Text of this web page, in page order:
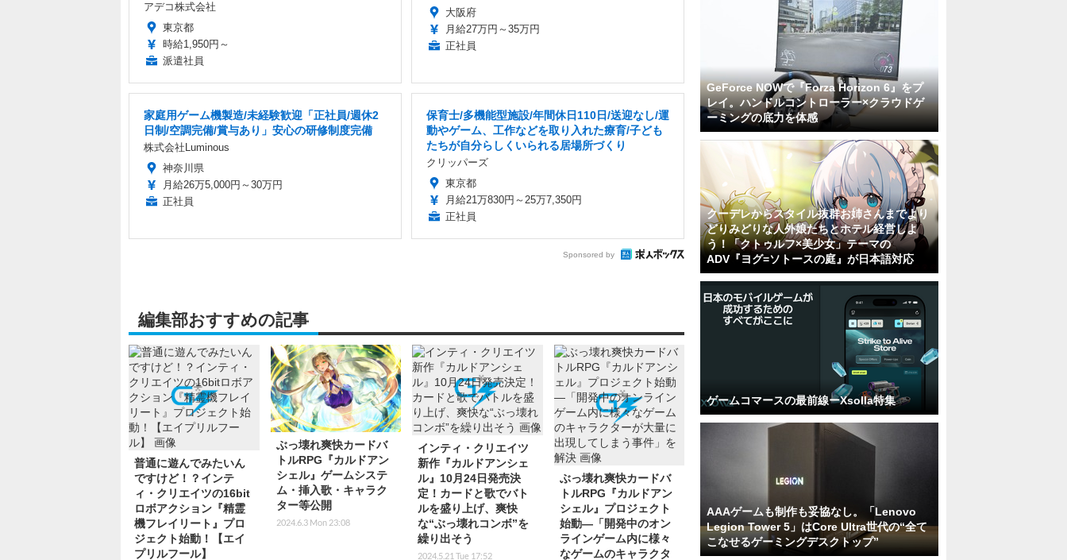
アデコ株式会社
東京都
時給1,950円～
派遣社員
大阪府
月給27万円～35万円
正社員
家庭用ゲーム機製造/未経験歓迎「正社員/週休2
日制/空調完備/賞与あり」安心の研修制度完備
株式会社Luminous
神奈川県
月給26万5,000円～30万円
正社員
保育士/多機能型施設/年間休日110日/送迎なし/運
動やゲーム、工作などを取り入れた療育/子ども
たちが自分らしくいられる居場所づくり
クリッパーズ
東京都
月給21万830円～25万7,350円
正社員
Sponsored by
編集部おすすめの記事
普通に遊んでみたいん
ですけど！？インテ
ィ・クリエイツの16bit
ロボアクション『精霊
機フレイリート』プロ
ジェクト始動！【エイ
プリルフール】
ぶっ壊れ爽快カードバ
トルRPG『カルドアン
シェル』ゲームシステ
ム・挿入歌・キャラク
ター等公開
2024.6.3 Mon 23:08
インティ・クリエイツ
新作『カルドアンシェ
ル』10月24日発売決
定！カードと歌でバト
ルを盛り上げ、爽快
な“ぶっ壊れコンボ”を
繰り出そう
2024.5.21 Tue 17:52
ぶっ壊れ爽快カードバ
トルRPG『カルドアン
シェル』プロジェクト
始動―「開発中のオン
ラインゲーム内に様々
なゲームのキャラクタ
GeForce NOWで『Forza Horizon 6』をプ
レイ。ハンドルコントローラー×クラウドゲ
ーミングの底力を体感
クーデレからスタイル抜群お姉さんまでより
どりみどりな人外娘たちとホテル経営しよ
う！「クトゥルフ×美少女」テーマの
ADV『ヨグ=ソトースの庭』が日本語対応
ゲームコマースの最前線ーXsolla特集
AAAゲームも制作も妥協なし。「Lenovo
Legion Tower 5」はCore Ultra世代の“全て
こなせるゲーミングデスクトップ”